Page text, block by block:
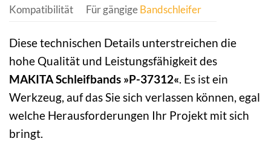
Kompatibilität
Für gängigeBandschleifer
Diese technischen Details unterstreichen die
hohe Qualität und Leistungsfähigkeit des
MAKITA Schleifbands »P-37312« . Es ist ein
Werkzeug, auf das Sie sich verlassen können, egal
welche Herausforderungen Ihr Projekt mit sich
bringt.